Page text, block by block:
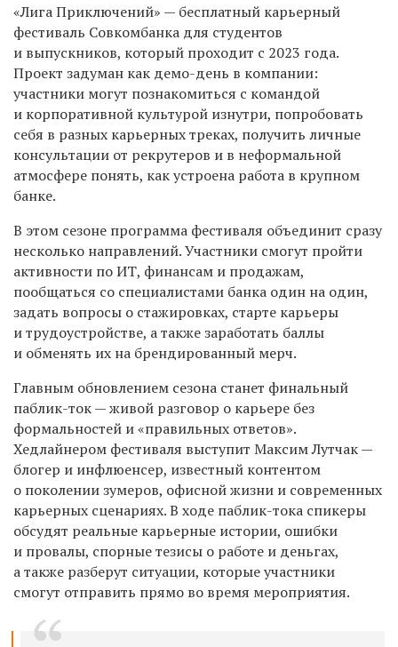
«Лига Приключений» — бесплатный карьерный
фестиваль Совкомбанка для студентов
и выпускников, который проходит с 2023 года.
Проект задуман как демо-день в компании:
участники могут познакомиться с командой
и корпоративной культурой изнутри, попробовать
себя в разных карьерных треках, получить личные
консультации от рекрутеров и в неформальной
атмосфере понять, как устроена работа в крупном
банке.
В этом сезоне программа фестиваля объединит сразу
несколько направлений. Участники смогут пройти
активности по ИТ, финансам и продажам,
пообщаться со специалистами банка один на один,
задать вопросы о стажировках, старте карьеры
и трудоустройстве, а также заработать баллы
и обменять их на брендированный мерч.
Главным обновлением сезона станет финальный
паблик-ток — живой разговор о карьере без
формальностей и «правильных ответов».
Хедлайнером фестиваля выступит Максим Лутчак —
блогер и инфлюенсер, известный контентом
о поколении зумеров, офисной жизни и современных
карьерных сценариях. В ходе паблик-тока спикеры
обсудят реальные карьерные истории, ошибки
и провалы, спорные тезисы о работе и деньгах,
а также разберут ситуации, которые участники
смогут отправить прямо во время мероприятия.